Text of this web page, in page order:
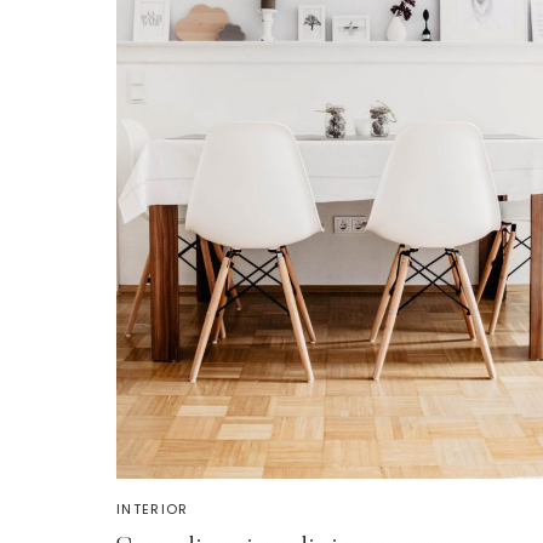
INTERIOR